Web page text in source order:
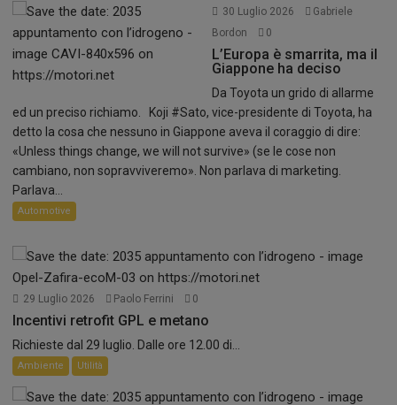
30 Luglio 2026
Gabriele
Bordon
0
L’Europa è smarrita, ma il
Giappone ha deciso
Da Toyota un grido di allarme
ed un preciso richiamo. Koji #Sato, vice-presidente di Toyota, ha
detto la cosa che nessuno in Giappone aveva il coraggio di dire:
«Unless things change, we will not survive» (se le cose non
cambiano, non sopravviveremo». Non parlava di marketing.
Parlava...
Automotive
29 Luglio 2026 Paolo Ferrini 0
Incentivi retrofit GPL e metano
Richieste dal 29 luglio. Dalle ore 12.00 di...
Ambiente Utilità